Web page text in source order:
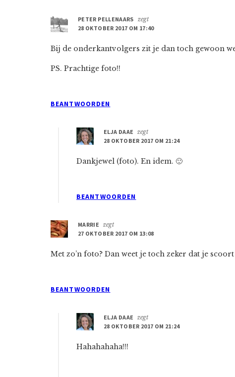
PETER PELLENAARS zegt
28 OKTOBER 2017 OM 17:40
Bij de onderkantvolgers zit je dan toch gewoon
PS. Prachtige foto!!
BEANTWOORDEN
ELJA DAAE
zegt
28 OKTOBER 2017 OM 21:24
Dankjewel (foto). En idem. 🙂
BEANTWOORDEN
MARRIE
zegt
27 OKTOBER 2017 OM 13:08
Met zo’n foto? Dan weet je toch zeker dat je scoort
BEANTWOORDEN
ELJA DAAE
zegt
28 OKTOBER 2017 OM 21:24
Hahahahaha!!!